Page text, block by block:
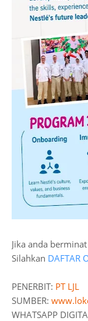
Jika anda
Silahkan DAFTAR
PENERBIT: PT LJL
SUMBER:
WHATSAPP